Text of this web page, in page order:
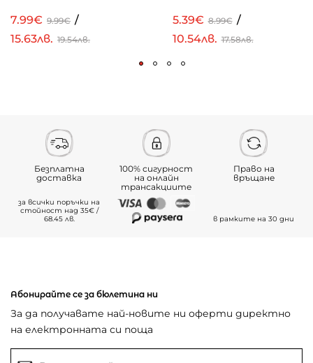
7.99€ 9.99€ /
15.63лв. 19.54лв.
5.39€ 8.99€ /
10.54лв. 17.58лв.
Безплатна
доставка
за всички поръчки на
стойност над 35€ /
68.45 лв.
100% сигурност
на онлайн
трансакциите
Право на
връщане
в рамките на 30 дни
Абонирайте се за бюлетина ни
За да получавате най-новите ни оферти директно
на електронната си поща